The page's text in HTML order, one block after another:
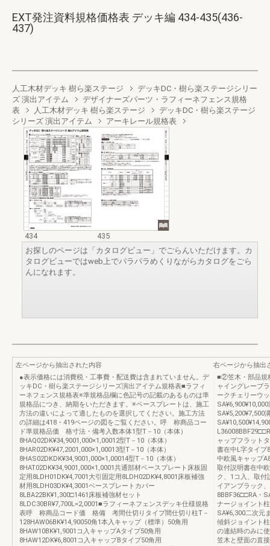
EXT発注資料規格価格表 デッキ編 434-435(436-
437)
人工木材デッキ 樹ら楽ステージ
デッキDC・樹ら楽ステージシリー
ズ 演出アイテム
デザイナーズパーツ・ラフィーネフェンス規格
表
人工木材デッキ 樹ら楽ステージ
デッキDC・樹ら楽ステージ
シリーズ 演出アイテム
アーキレール規格表
434
435
お探しのページは「カタログビュー」でごらんいただけます。カ
タログビューではweb上でパラパラめくりながらカタログをごら
んになれます。
左ページから抽出された内容
●表示価格には消費税・工事費・配送費は含まれていません。デ
ッキDC・樹ら楽ステージシリーズ演出アイテム規格表■ラフィ
ーネフェンス規格表※準規格品欄に色記号の記載のあるものは準
規格品につき、納期をいただきます。※ベースプレートは、施工
方法の違いによって適したものを選択してください。施工方法
の詳細は418・419ページの図をご覧ください。呼 称商品コー
ド準規格品価 格寸法・備考入数本体1型T－10（本体）
8HAQ02DK¥34,9001,000×1,00012型T－10（本体）
8HAR02DK¥47,2001,000×1,00013型T－10（本体）
8HAS02DKDK¥34,9001,000×1,00014型T－10（本体）
8HAT02DK¥34,9001,000×1,0001共通部材ベースプレート床板固
定用8LDH01DK¥4,7001大引固定用8LDH02DK¥4,8001床板補強
材用8LDH03DK¥4,3001ベースプレートカバー
8LBA22BK¥1,300□1461床板補強材セット
8LDC30BR¥7,700L=2,0001■ラフィーネフェンスデッキ仕様規格
表呼 称商品コード価 格備 考間仕切りタイプ間仕切り柱T－
128HAW06BK¥14,90050角1本入キャップ（標準）50角用
8HAW10BK¥1,9001コ入キャップAタイプ50角用
8HAW12DK¥6,8001コ入キャップBタイプ50角用
右ページから抽出
■②笠木・部品
ャイングレーブ
ークチェリーウ
SA¥5,200¥7,500
ャップフラット
書在中L字タイプ
中欧風キャップ
取付説明書在中
ク、1コ入、取付
イアンブラック
8BBF36□□RA・
ナージョイント
SA¥6,300二次元
傾斜ジョイント
の連結時のみに
笠木と壁面の直